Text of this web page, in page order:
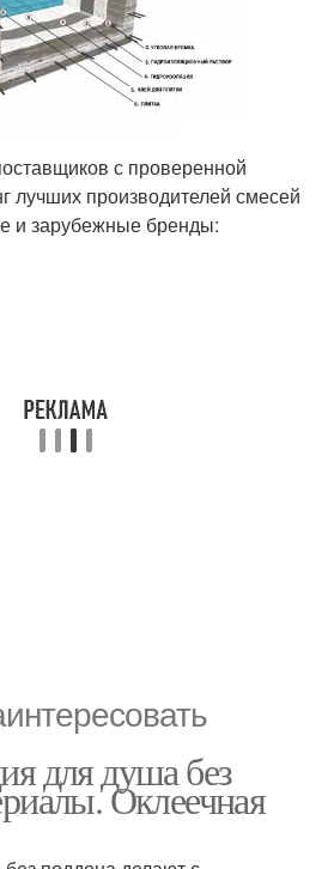
с проверенной
лучших производителей смесей
и зарубежные бренды:
для душа без
Оклеечная